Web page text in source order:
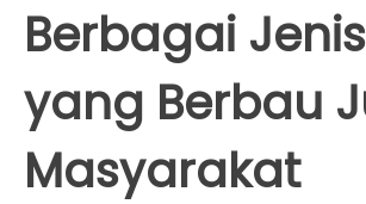
Berbagai
yang Berbau
Masyarakat